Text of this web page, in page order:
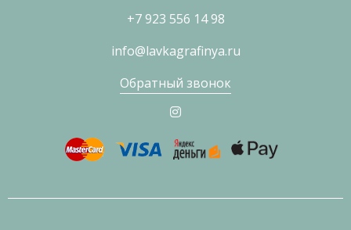
+7 923 556 14 98
info@lavkagrafinya.ru
Обратный звонок